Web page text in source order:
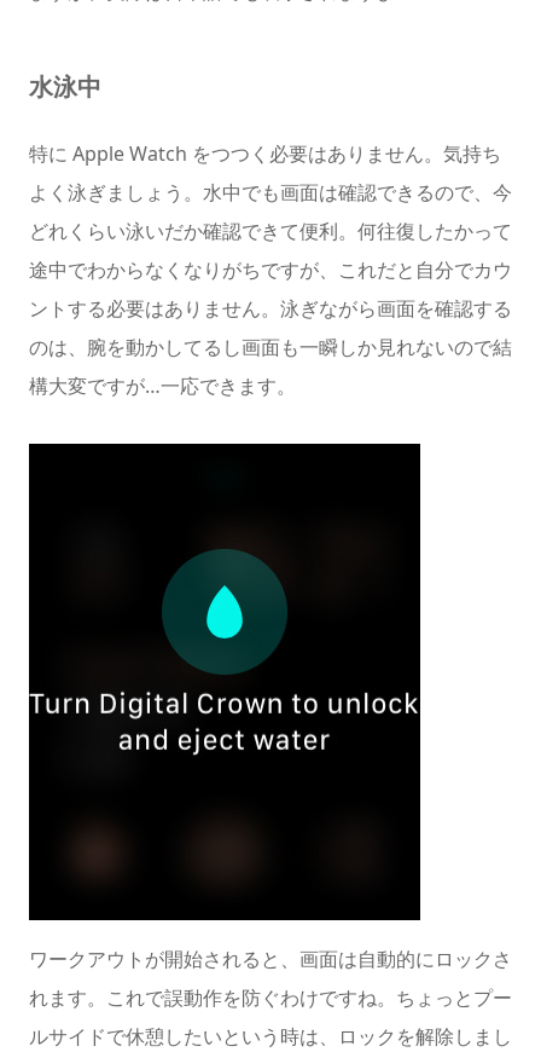
水泳中
特に Apple Watch をつつく必要はありません。気持ち
よく泳ぎましょう。水中でも画面は確認できるので、今
どれくらい泳いだか確認できて便利。何往復したかって
途中でわからなくなりがちですが、これだと自分でカウ
ントする必要はありません。泳ぎながら画面を確認する
のは、腕を動かしてるし画面も一瞬しか見れないので結
構大変ですが…一応できます。
ワークアウトが開始されると、画面は自動的にロックさ
れます。これで誤動作を防ぐわけですね。ちょっとプー
ルサイドで休憩したいという時は、ロックを解除しまし